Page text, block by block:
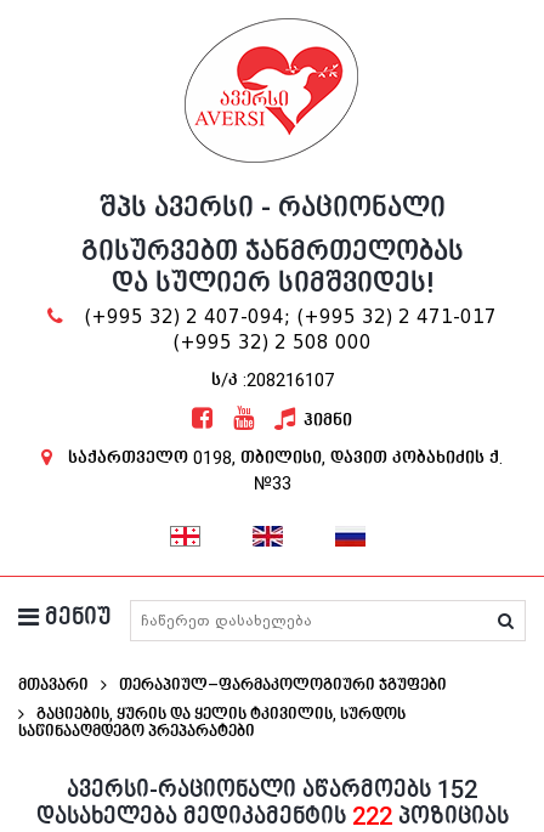
შპს ავერსი - რაციონალი
გისურვებთ ჯანმრთელობას
და სულიერ სიმშვიდეს!
(+995 32) 2 407-094; (+995 32) 2 471-017
(+995 32) 2 508 000
ს/კ :208216107
ჰიმნი
საქართველო 0198, თბილისი, დავით კობახიძის ქ.
№33
მენიუ მედიკამენტების ძიება
მთავარი
თერაპიულ–ფარმაკოლოგიური ჯგუფები
Გაციების, Ყურის Და Ყელის Ტკივილის, Სურდოს
Საწინააღმდეგო Პრეპარატები
ავერსი-რაციონალი აწარმოებს 152
დასახელება მედიკამენტის 222 პოზიციას